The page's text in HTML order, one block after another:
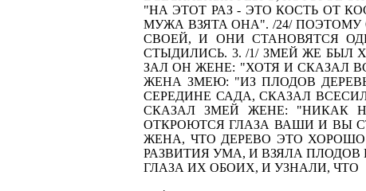
"НА ЭТОТ РАЗ - ЭТО КОСТЬ ОТ
МУЖА ВЗЯТА ОНА". /24/
СВОЕЙ, И ОНИ СТАНОВЯТСЯ
СТЫДИЛИСЬ. 3. /1/ ЗМЕЙ ЖЕ БЫЛ
ЗАЛ ОН ЖЕНЕ: "ХОТЯ И СКАЗАЛ
ЖЕНА ЗМЕЮ: "ИЗ ПЛОДОВ
СЕРЕДИНЕ САДА, СКАЗАЛ
СКАЗАЛ ЗМЕЙ ЖЕНЕ: "НИКАК
ОТКРОЮТСЯ ГЛАЗА ВАШИ И ВЫ
ЖЕНА, ЧТО ДЕРЕВО ЭТО
РАЗВИТИЯ УМА, И ВЗЯЛА
ГЛАЗА ИХ ОБОИХ, И УЗНАЛИ, ЧТО